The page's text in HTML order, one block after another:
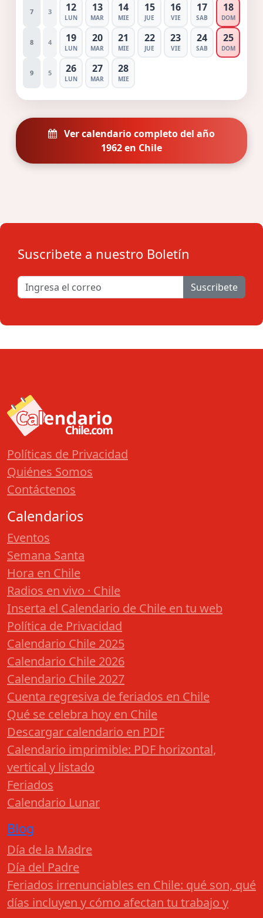
7 3 12
LUN
13
MAR
14
MIE
15
JUE
16
VIE
17
SAB
18
DOM
8 4 19
LUN
20
MAR
21
MIE
22
JUE
23
VIE
24
SAB
25
DOM
9 5 26
LUN
27
MAR
28
MIE
Ver calendario completo del año
1962 en Chile
Suscribete a nuestro Boletín
Suscribete
Políticas de Privacidad
Quiénes Somos
Contáctenos
Calendarios
Eventos
Semana Santa
Hora en Chile
Radios en vivo · Chile
Inserta el Calendario de Chile en tu web
Política de Privacidad
Calendario Chile 2025
Calendario Chile 2026
Calendario Chile 2027
Cuenta regresiva de feriados en Chile
Qué se celebra hoy en Chile
Descargar calendario en PDF
Calendario imprimible: PDF horizontal,
vertical y listado
Feriados
Calendario Lunar
Blog
Día de la Madre
Día del Padre
Feriados irrenunciables en Chile: qué son, qué
días incluyen y cómo afectan tu trabajo y